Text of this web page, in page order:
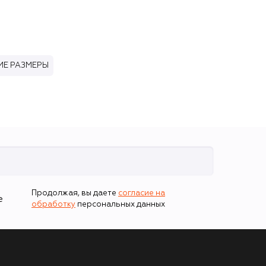
РАЗМЕРЫ
Продолжая, вы даете согласие на
обработку персональных данных